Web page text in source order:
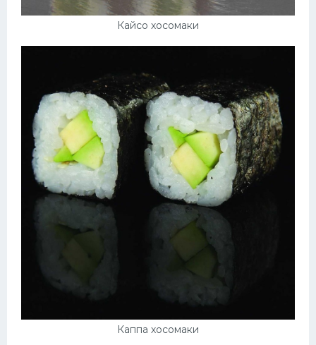
Кайсо хосомаки
Каппа хосомаки